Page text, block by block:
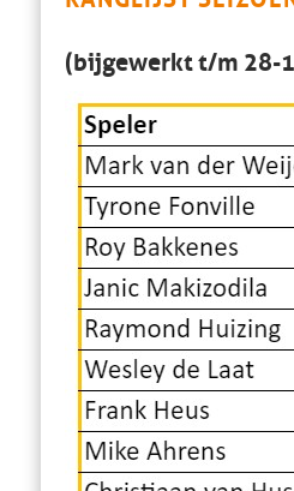
(bijgewerkt t/m 28-